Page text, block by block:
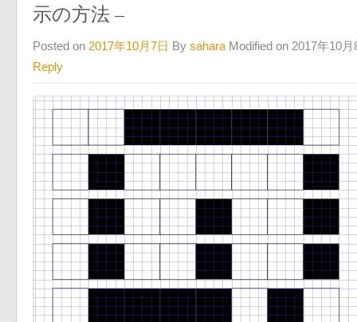
示の方法 –
Posted on 2017年10月7日 By sahara Modified on 2017年10月
Reply